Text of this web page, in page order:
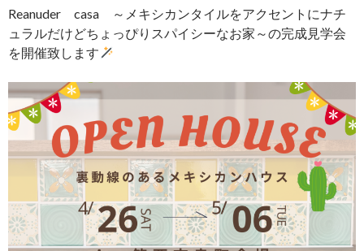
Reanuder casa ～メキシカンタイルをアクセントにナチ
ュラルだけどちょっぴりスパイシーなお家～の完成見学会
を開催致します